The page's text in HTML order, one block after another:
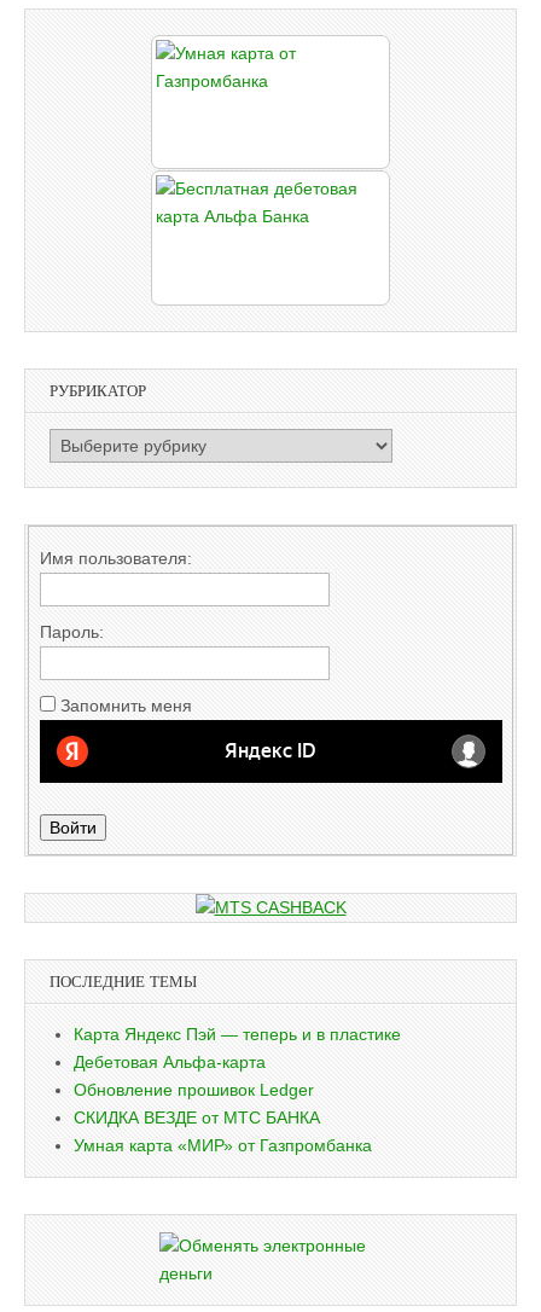
РУБРИКАТОР
РУБРИКАТОР
Имя пользователя:
Пароль:
Запомнить меня
Войти
ПОСЛЕДНИЕ ТЕМЫ
Карта Яндекс Пэй — теперь и в пластике
Дебетовая Альфа-карта
Обновление прошивок Ledger
СКИДКА ВЕЗДЕ от МТС БАНКА
Умная карта «МИР» от Газпромбанка